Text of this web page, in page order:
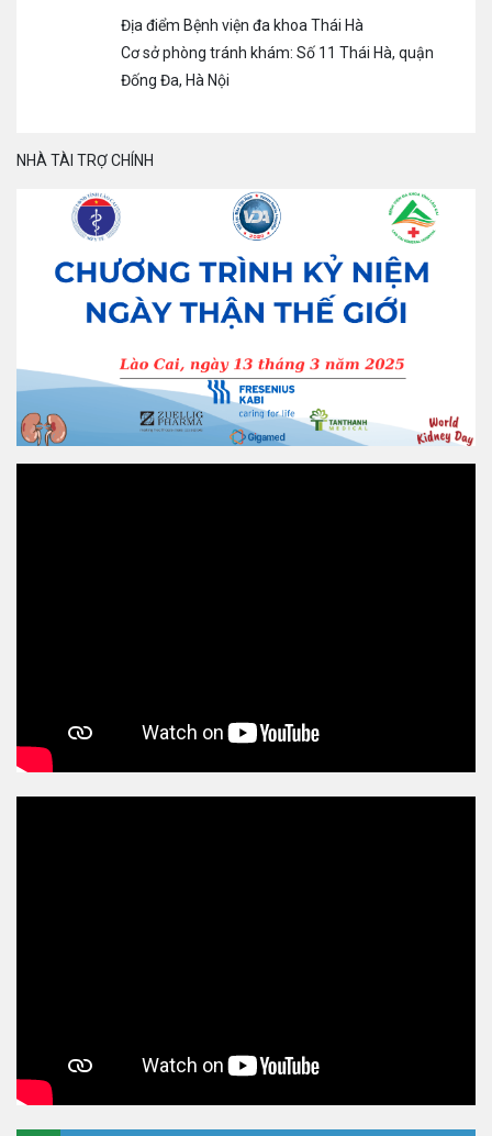
Địa điểm Bệnh viện đa khoa Thái Hà
Cơ sở phòng tránh khám: Số 11 Thái Hà, quận
Đống Đa, Hà Nội
NHÀ TÀI TRỢ CHÍNH